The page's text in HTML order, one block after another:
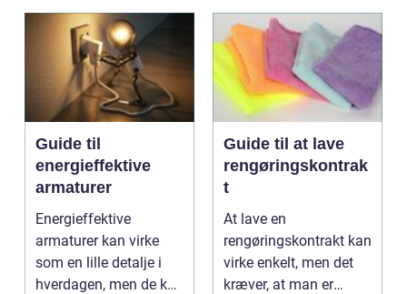
Guide til
energieffektive
armaturer
Energieffektive
armaturer kan virke
som en lille detalje i
hverdagen, men de kan
Guide til at lave
rengøringskontrak
t
At lave en
rengøringskontrakt kan
virke enkelt, men det
kræver, at man er